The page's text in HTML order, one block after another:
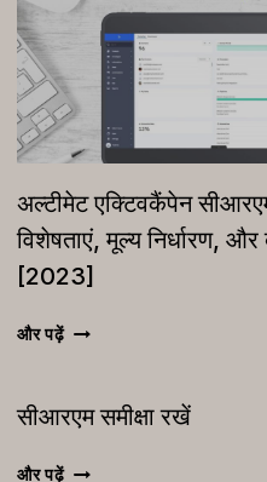
अल्टीमेट एक्टिवकैंपेन
विशेषताएं, मूल्य निर्धारण,
[2023]
और पढ़ेंअल्टीमेट
समीक्षा:
मूल्य
सीआरएम समीक्षा रखें
और पढ़ेंसीआरएम